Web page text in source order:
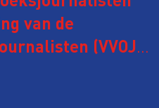
van de
(VVOJ)